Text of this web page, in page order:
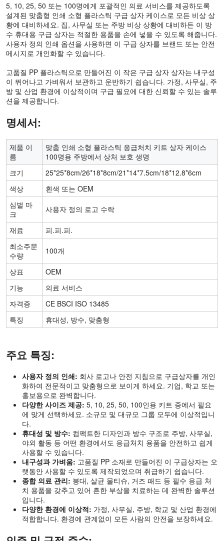
5, 10, 25, 50 또는 100명에게 포괄적인 의료 서비스를 제공하도록
설계된 맞춤형 인쇄 소형 플라스틱 구급 상자 케이스로 모든 비상 상
황에 대비하세요. 집, 사무실 또는 주방 비상 상황에 대비하든 이 방
수 휴대용 구급 상자는 적절한 용품을 손에 넣을 수 있도록 해줍니다.
사용자 정의 인쇄 옵션을 사용하면 이 구급 상자를 브랜드 또는 안전
메시지로 개인화할 수 있습니다.
고품질 PP 플라스틱으로 만들어진 이 작은 구급 상자 상자는 내구성
이 뛰어나고 가벼워서 보관하고 운반하기 쉽습니다. 가정, 사무실, 주
방 및 산업 환경에 이상적이며 구급 필요에 대한 신뢰할 수 있는 솔루
션을 제공합니다.
명세서:
제품 이
름
맞춤 인쇄 소형 플라스틱 응급처치 키트 상자 케이스
100명용 주방에서 상처 보호 생명
크기
25*25*8cm/26*18*8cm/21*14*7.5cm/18*12.8*6cm
색상
흰색 또는 OEM
심벌 마
크
사용자 정의 로고 수락
재료
피.피.피.
최소주문
수량
100개
상표
OEM
기능
의료 서비스
자격증
CE BSCI ISO 13485
특징
휴대성, 방수, 맞춤형
주요 특징:
사용자 정의 인쇄: 회사 로고나 안전 지침으로 구급상자를 개인
화하여 전문적이고 맞춤형으로 보이게 하세요. 기업, 학교 또는
홍보용으로 완벽합니다.
다양한 사이즈 제공: 5, 10, 25, 50, 100인용 키트 중에서 필요
에 맞게 선택하세요. 소규모 및 대규모 그룹 모두에 이상적입니
다.
휴대성 및 방수: 컴팩트한 디자인과 방수 구조로 주방, 사무실,
야외 활동 등 어떤 환경에서도 응급처치 용품을 안전하고 쉽게
사용할 수 있습니다.
내구성과 가벼움: 고품질 PP 소재로 만들어진 이 구급상자는 오
랫동안 사용할 수 있도록 제작되었으며 취급하기 쉽습니다.
종합 의료 관리: 붕대, 살균 물티슈, 거즈 패드 등 필수 응급 처
치 용품을 갖추고 있어 흔한 부상을 치료하는 데 완벽한 솔루션
입니다.
다양한 환경에 이상적: 가정, 사무실, 주방, 학교 및 산업 환경에
적합합니다. 환경에 관계없이 모든 사람의 안전을 보장하세요.